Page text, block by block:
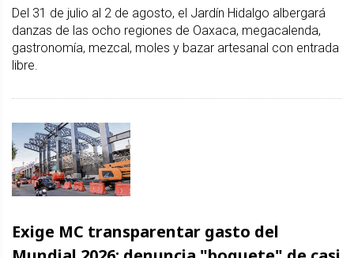
Del 31 de julio al 2 de agosto, el Jardín Hidalgo albergará
danzas de las ocho regiones de Oaxaca, megacalenda,
gastronomía, mezcal, moles y bazar artesanal con entrada
libre.
Exige MC transparentar gasto del